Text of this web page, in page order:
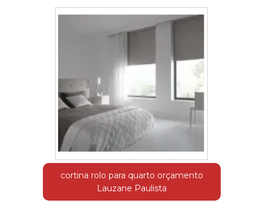
cortina rolo para quarto orçamento
Lauzane Paulista